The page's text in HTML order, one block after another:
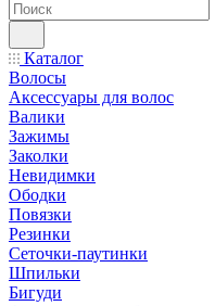
Каталог
Волосы
Аксессуары для волос
Валики
Зажимы
Заколки
Невидимки
Ободки
Повязки
Резинки
Сеточки-паутинки
Шпильки
Бигуди